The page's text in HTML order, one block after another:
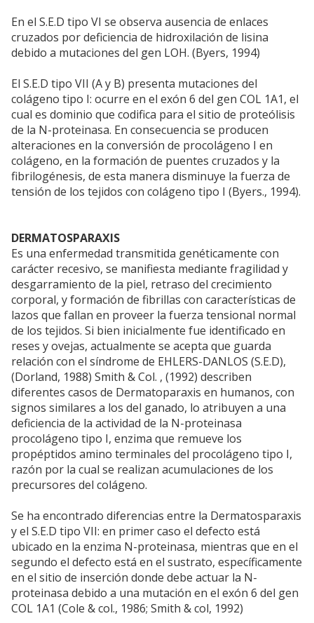
En el S.E.D tipo VI se observa ausencia de enlaces
cruzados por deficiencia de hidroxilación de lisina
debido a mutaciones del gen LOH. (Byers, 1994)
El S.E.D tipo VII (A y B) presenta mutaciones del
colágeno tipo I: ocurre en el exón 6 del gen COL 1A1, el
cual es dominio que codifica para el sitio de proteólisis
de la N-proteinasa. En consecuencia se producen
alteraciones en la conversión de procolágeno I en
colágeno, en la formación de puentes cruzados y la
fibrilogénesis, de esta manera disminuye la fuerza de
tensión de los tejidos con colágeno tipo I (Byers., 1994).
DERMATOSPARAXIS
Es una enfermedad transmitida genéticamente con
carácter recesivo, se manifiesta mediante fragilidad y
desgarramiento de la piel, retraso del crecimiento
corporal, y formación de fibrillas con características de
lazos que fallan en proveer la fuerza tensional normal
de los tejidos. Si bien inicialmente fue identificado en
reses y ovejas, actualmente se acepta que guarda
relación con el síndrome de EHLERS-DANLOS (S.E.D),
(Dorland, 1988) Smith & Col. , (1992) describen
diferentes casos de Dermatoparaxis en humanos, con
signos similares a los del ganado, lo atribuyen a una
deficiencia de la actividad de la N-proteinasa
procolágeno tipo I, enzima que remueve los
propéptidos amino terminales del procolágeno tipo I,
razón por la cual se realizan acumulaciones de los
precursores del colágeno.
Se ha encontrado diferencias entre la Dermatosparaxis
y el S.E.D tipo VII: en primer caso el defecto está
ubicado en la enzima N-proteinasa, mientras que en el
segundo el defecto está en el sustrato, específicamente
en el sitio de inserción donde debe actuar la N-
proteinasa debido a una mutación en el exón 6 del gen
COL 1A1 (Cole & col., 1986; Smith & col, 1992)